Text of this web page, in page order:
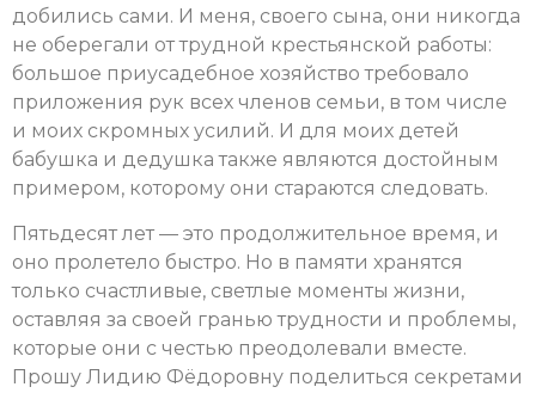
добились сами. И меня, своего сына, они никогда
не оберегали от трудной крестьянской работы:
большое приусадебное хозяйство требовало
приложения рук всех членов семьи, в том числе
и моих скромных усилий. И для моих детей
бабушка и дедушка также являются достойным
примером, которому они стараются следовать.
Пятьдесят лет — это продолжительное время, и
оно пролетело быстро. Но в памяти хранятся
только счастливые, светлые моменты жизни,
оставляя за своей гранью трудности и проблемы,
которые они с честью преодолевали вместе.
Прошу Лидию Фёдоровну поделиться секретами